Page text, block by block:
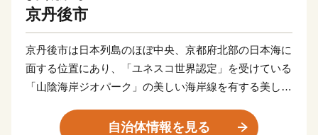
京丹後市
京丹後市は日本列島のほぼ中央、京都府北部の日本海に
面する位置にあり、「ユネスコ世界認定」を受けている
「山陰海岸ジオパーク」の美しい海岸線を有する美しい
ん」発祥の地でもあり、絹織物の生産量は日本一を誇り
自治体情報を見る